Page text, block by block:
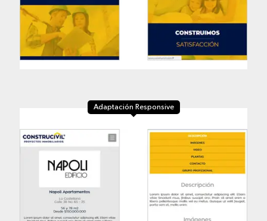
Adaptación Responsive